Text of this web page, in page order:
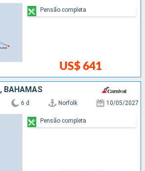
US$ 641
Pensão completa
BAHAMAS
6 d Norfolk 10/05/2027
Pensão completa